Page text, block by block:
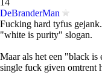
14
DeBranderMan
Fucking hard tyfus
"white is purity" slogan.
Maar als het een "black is
single fuck given omtrent